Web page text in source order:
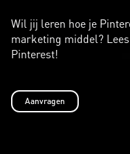
Wil jij leren hoe je
marketing middel?
Pinterest!
Aanvragen